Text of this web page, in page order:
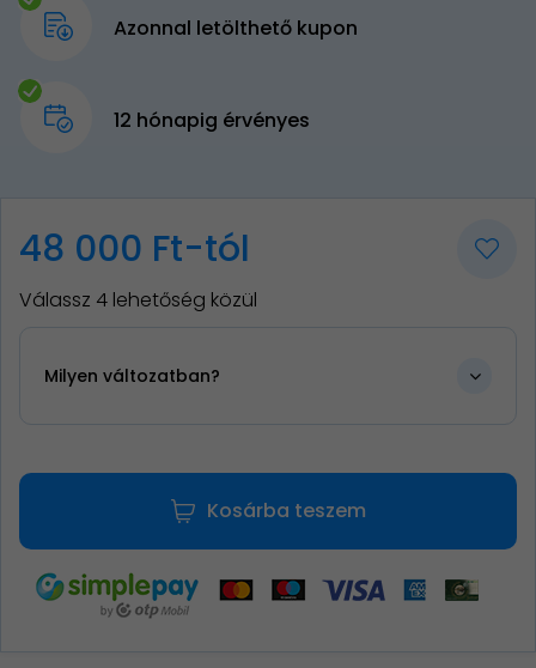
Azonnal letölthető kupon
12 hónapig érvényes
48 000 Ft-tól
Válassz 4 lehetőség közül
Milyen változatban?
Kosárba teszem